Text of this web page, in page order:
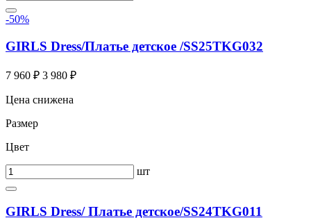
-50%
GIRLS Dress/Платье детское /SS25TKG032
7 960 ₽ 3 980 ₽
Цена снижена
Размер
Цвет
шт
GIRLS Dress/ Платье детское/SS24TKG011